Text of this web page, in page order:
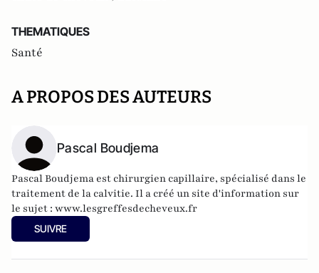
THEMATIQUES
Santé
A PROPOS DES AUTEURS
Pascal Boudjema
Pascal Boudjema est chirurgien capillaire, spécialisé dans le
traitement de la calvitie. Il a créé un site d'information sur
le sujet : www.lesgreffesdecheveux.fr
SUIVRE